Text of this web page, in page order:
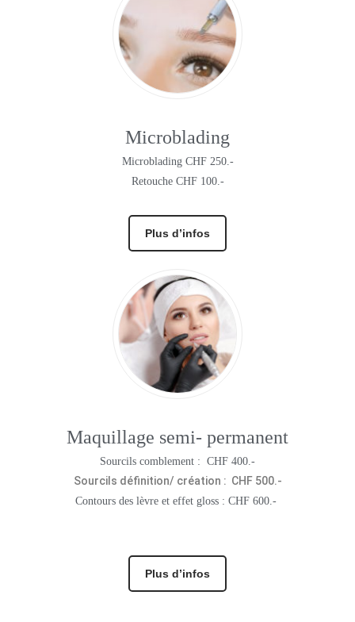
Microblading
Microblading CHF 250.-
Retouche CHF 100.-
Plus d’infos
Maquillage semi- permanent
Sourcils comblement : CHF 400.-
Sourcils définition/ création : CHF 500.-
Contours des lèvre et effet gloss : CHF 600.-
Plus d’infos